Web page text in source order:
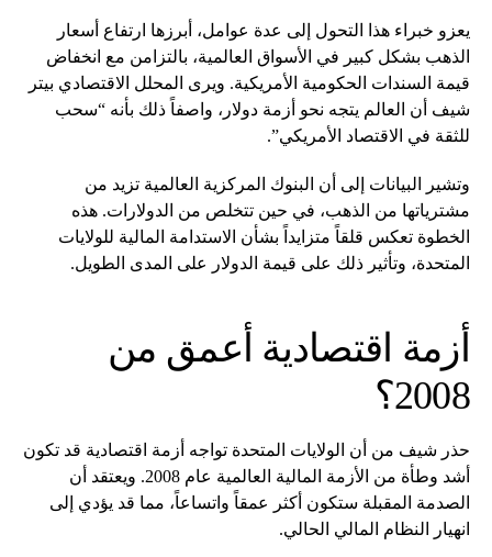
يعزو خبراء هذا التحول إلى عدة عوامل، أبرزها ارتفاع أسعار
الذهب بشكل كبير في الأسواق العالمية، بالتزامن مع انخفاض
قيمة السندات الحكومية الأمريكية. ويرى المحلل الاقتصادي بيتر
شيف أن العالم يتجه نحو أزمة دولار، واصفاً ذلك بأنه “سحب
للثقة في الاقتصاد الأمريكي”.
وتشير البيانات إلى أن البنوك المركزية العالمية تزيد من
مشترياتها من الذهب، في حين تتخلص من الدولارات. هذه
الخطوة تعكس قلقاً متزايداً بشأن الاستدامة المالية للولايات
المتحدة، وتأثير ذلك على قيمة الدولار على المدى الطويل.
أزمة اقتصادية أعمق من
2008؟
حذر شيف من أن الولايات المتحدة تواجه أزمة اقتصادية قد تكون
أشد وطأة من الأزمة المالية العالمية عام 2008. ويعتقد أن
الصدمة المقبلة ستكون أكثر عمقاً واتساعاً، مما قد يؤدي إلى
انهيار النظام المالي الحالي.